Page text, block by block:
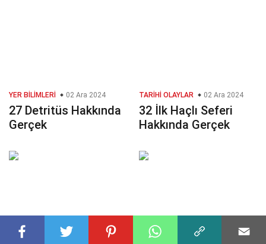
YER BILIMLERI 02 Ara 2024
27 Detritüs Hakkında
Gerçek
TARIHI OLAYLAR 02 Ara 2024
32 İlk Haçlı Seferi
Hakkında Gerçek